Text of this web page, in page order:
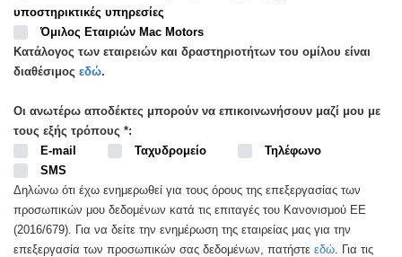
υποστηρικτικές υπηρεσίες
Όμιλος Εταιριών Mac Motors
Κατάλογος των εταιρειών και δραστηριοτήτων του ομίλου είναι
διαθέσιμος εδώ.
Οι ανωτέρω αποδέκτες μπορούν να επικοινωνήσουν μαζί μου με
τους εξής τρόπους *:
E-mail Ταχυδρομείο
Τηλέφωνο
SMS
Δηλώνω ότι έχω ενημερωθεί για τους όρους της επεξεργασίας των
προσωπικών μου δεδομένων κατά τις επιταγές του Κανονισμού ΕΕ
(2016/679). Για να δείτε την ενημέρωση της εταιρείας μας για την
επεξεργασία των προσωπικών σας δεδομένων, πατήστε εδώ. Για τις